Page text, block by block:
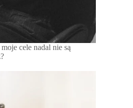
cele nadal nie są